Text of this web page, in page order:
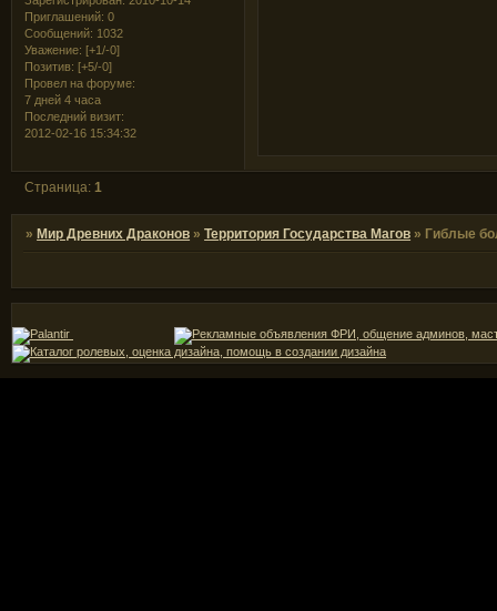
Приглашений: 0
Сообщений: 1032
Уважение: [+1/-0]
Позитив: [+5/-0]
Провел на форуме:
7 дней 4 часа
Последний визит:
2012-02-16 15:34:32
Страница:1
» Мир Древних Драконов »Территория Государства Магов » Гиблые